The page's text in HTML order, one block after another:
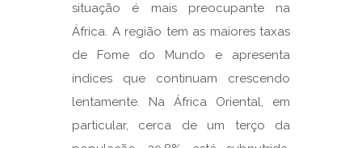
situação é mais preocupante na
África. A região tem as maiores taxas
de Fome do Mundo e apresenta
índices que continuam crescendo
lentamente. Na África Oriental, em
particular, cerca de um terço da